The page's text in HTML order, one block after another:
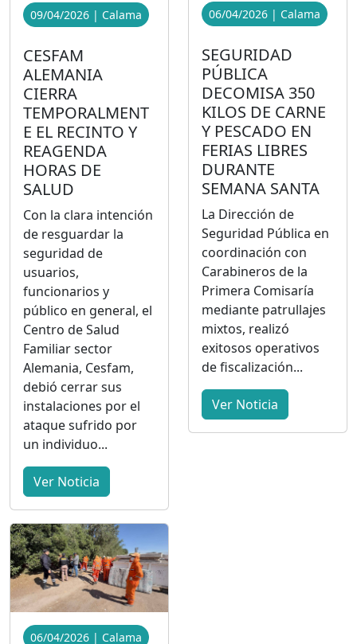
09/04/2026 | Calama
CESFAM
ALEMANIA
CIERRA
TEMPORALMENT
E EL RECINTO Y
REAGENDA
HORAS DE
SALUD
Con la clara intención
de resguardar la
seguridad de
usuarios,
funcionarios y
público en general, el
Centro de Salud
Familiar sector
Alemania, Cesfam,
debió cerrar sus
instalaciones por el
ataque sufrido por
un individuo...
Ver Noticia
06/04/2026 | Calama
SEGURIDAD
PÚBLICA
DECOMISA 350
KILOS DE CARNE
Y PESCADO EN
FERIAS LIBRES
DURANTE
SEMANA SANTA
La Dirección de
Seguridad Pública en
coordinación con
Carabineros de la
Primera Comisaría
mediante patrullajes
mixtos, realizó
exitosos operativos
de fiscalización...
Ver Noticia
06/04/2026 | Calama